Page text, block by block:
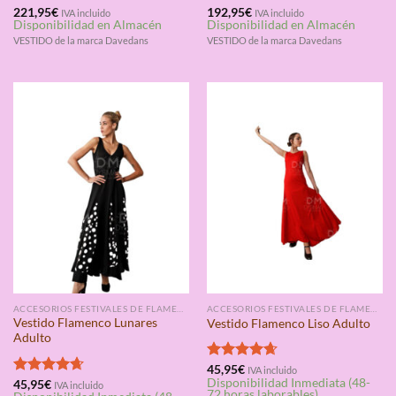
Valorado
con4.67
de 5
221,95€ IVA incluido
Disponibilidad en Almacén
VESTIDO de la marca Davedans
Valorado
con4.67
de 5
192,95€ IVA incluido
Disponibilidad en Almacén
VESTIDO de la marca Davedans
Vestido Flamenco Lunares
Adulto
Valorado
45,95€ IVA incluido
Vestido Flamenco Liso Adulto
Valorado
con4.67
45,95€ IVA incluido
Disponibilidad Inmediata (48-